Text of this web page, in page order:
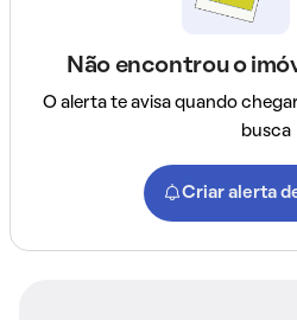
Não encontrou o
O alerta te avisa quando
busca
Criar alerta